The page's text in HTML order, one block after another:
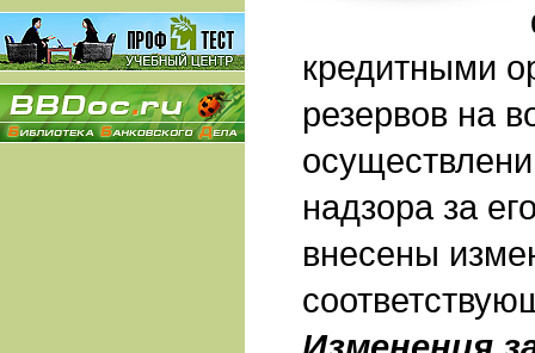
кредитными
резервов на
надзора за
внесены